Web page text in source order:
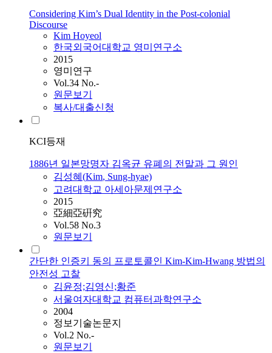
Considering Kim’s Dual Identity in the Post-colonial
Discourse
Kim Hoyeol
한국외국어대학교 영미연구소
2015
영미연구
Vol.34 No.-
원문보기
복사/대출신청
KCI등재
1886년 일본망명자 김옥균 유폐의 전말과 그 원인
김성혜(Kim, Sung-hyae)
고려대학교 아세아문제연구소
2015
亞細亞硏究
Vol.58 No.3
원문보기
간단한 인증키 동의 프로토콜인 Kim-Kim-Hwang 방법의
안전성 고찰
김윤정;김영신;황준
서울여자대학교 컴퓨터과학연구소
2004
정보기술논문지
Vol.2 No.-
원문보기